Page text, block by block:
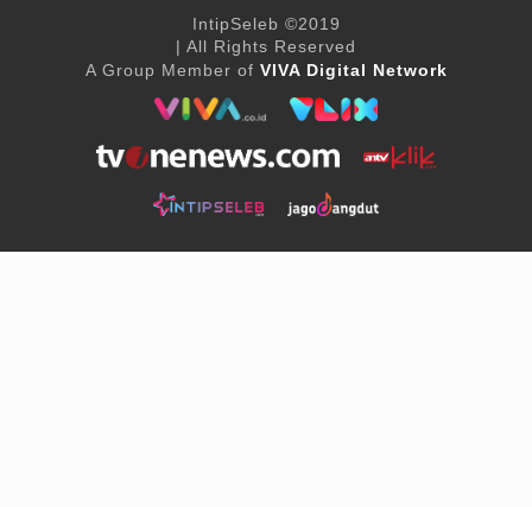
IntipSeleb ©2019
| All Rights Reserved
A Group Member of VIVA Digital Network